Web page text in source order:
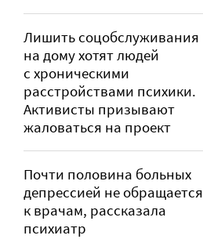
Лишить соцобслуживания
на дому хотят людей
с хроническими
расстройствами психики.
Активисты призывают
жаловаться на проект
Почти половина больных
депрессией не обращается
к врачам, рассказала
психиатр